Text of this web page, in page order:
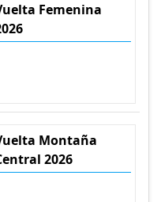
Femenina
Montaña
2026